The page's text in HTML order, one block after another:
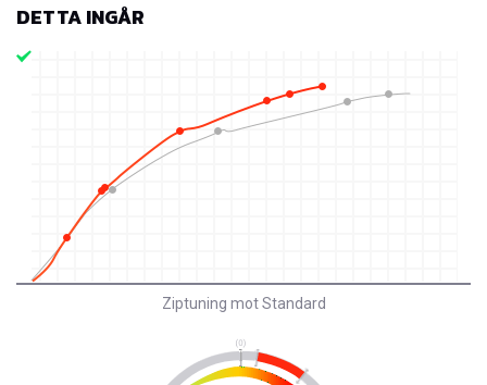
DETTA INGÅR
Ziptuning mot Standard